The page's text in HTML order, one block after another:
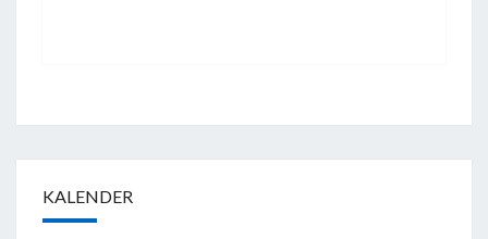
KALENDER